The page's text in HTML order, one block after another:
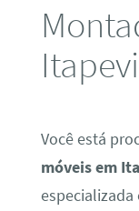
Você está
móveis em
especializada